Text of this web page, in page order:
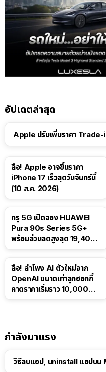
อัปเดตล่าสุด
Apple ปรับเพิ่มราคา Trade-
ลือ! Apple อาจขึ้นราคา
iPhone 17 เร็วสุดวันจันทร์นี้
(10 ส.ค. 2026)
ทรู 5G เปิดจอง HUAWEI
Pura 90s Series 5G+
พร้อมส่วนลดสูงสุด 19,400
ลือ! ลำโพง AI ตัวใหม่จาก
OpenAI ขนาดเท่าลูกฮอกกี้
คาดราคาเริ่มราว 10,000
กำลังมาแรง
วิธีลบแอป, uninstall แอปบน